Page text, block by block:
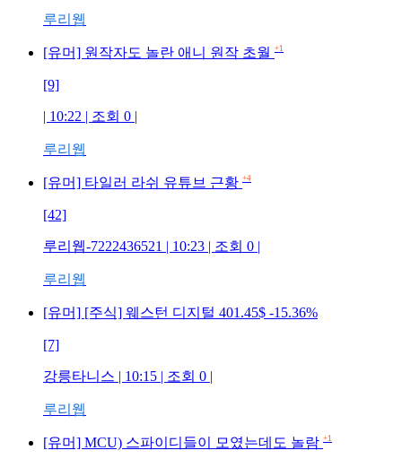
루리웹
[유머] 원작자도 놀란 애니 원작 초월 +1
[9]
| 10:22 | 조회 0 |
루리웹
[유머] 타일러 라쉬 유튜브 근황 +4
[42]
루리웹-7222436521 | 10:23 | 조회 0 |
루리웹
[유머] [주식] 웨스턴 디지털 401.45$ -15.36%
[7]
강릉타니스 | 10:15 | 조회 0 |
루리웹
[유머] MCU) 스파이디들이 모였는데도 놀람 +1